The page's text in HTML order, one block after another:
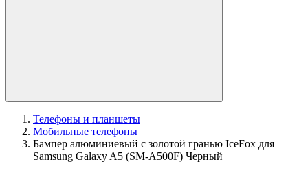
Телефоны и планшеты
Мобильные телефоны
Бампер алюминиевый с золотой гранью IceFox для
Samsung Galaxy A5 (SM-A500F) Черный